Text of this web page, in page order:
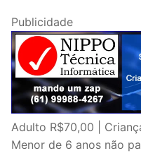
Publicidade
Adulto R$70,00 |
Menor de 6 anos não